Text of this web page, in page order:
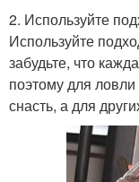
2. Используйте
Используйте
забудьте, что
поэтому для
снасть, а для